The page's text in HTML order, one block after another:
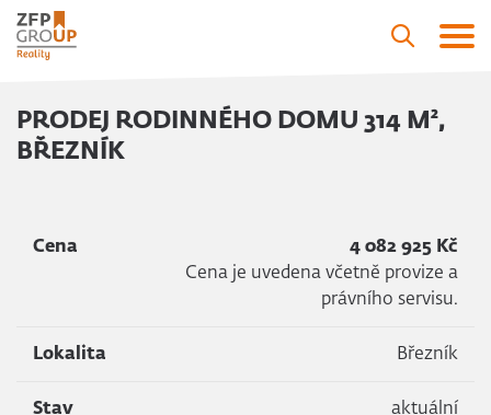
PRODEJ RODINNÉHO DOMU 314 M²,
BŘEZNÍK
Cena
4 082 925 Kč
Cena je uvedena včetně provize a
právního servisu.
Lokalita Březník
Stav
aktuální